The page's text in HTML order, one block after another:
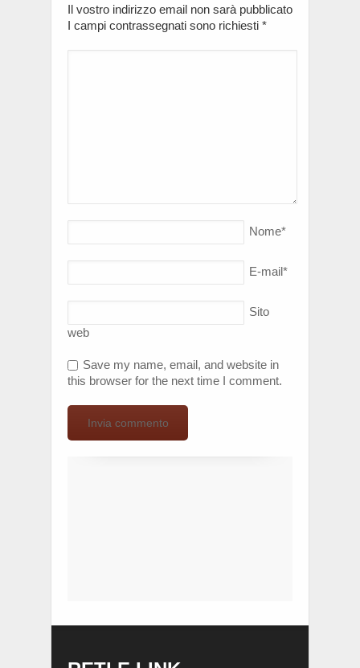
Il vostro indirizzo email non sarà pubblicato
I campi contrassegnati sono richiesti *
Nome*
E-mail*
Sito
web
Save my name, email, and website in
this browser for the next time I comment.